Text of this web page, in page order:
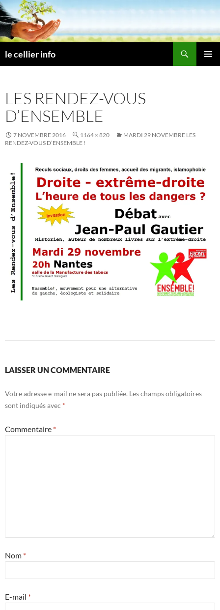
Aller
au
contenu
le cellier info
LES RENDEZ-VOUS
D’ENSEMBLE
7 NOVEMBRE 2016 1164 × 820
MARDI 29 NOVEMBRE LES
RENDEZ-VOUS D’ENSEMBLE !
LAISSER UN COMMENTAIRE
Votre adresse e-mail ne sera pas publiée. Les champs obligatoires
sont indiqués avec *
Commentaire *
Nom *
E-mail *